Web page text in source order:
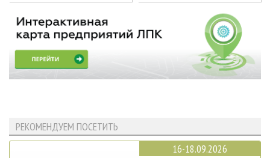
РЕКОМЕНДУЕМ ПОСЕТИТЬ
16-18.09.2026